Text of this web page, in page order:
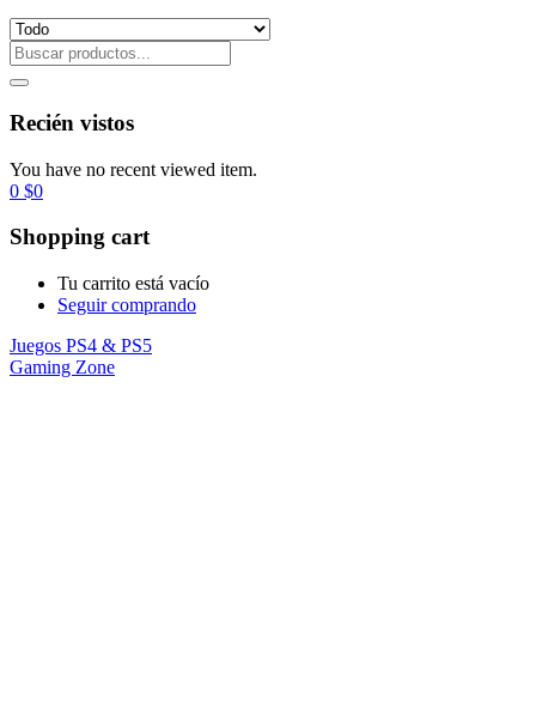
Recién vistos
You have no recent viewed item.
0 $0
Shopping cart
Tu carrito está vacío
Seguir comprando
Juegos PS4 & PS5
Gaming Zone